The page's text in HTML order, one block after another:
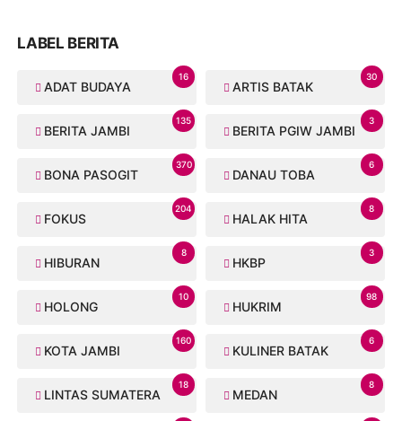
LABEL BERITA
ADAT BUDAYA
16
ARTIS BATAK
30
BERITA JAMBI
135
BERITA PGIW JAMBI
3
BONA PASOGIT
370
DANAU TOBA
6
FOKUS
204
HALAK HITA
8
HIBURAN
8
HKBP
3
HOLONG
10
HUKRIM
98
KOTA JAMBI
160
KULINER BATAK
6
LINTAS SUMATERA
18
MEDAN
8